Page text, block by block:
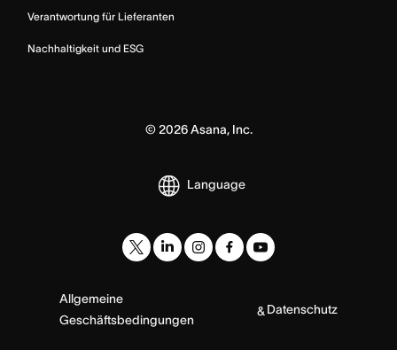
Verantwortung für Lieferanten
Nachhaltigkeit und ESG
© 2026Asana, Inc.
Language
Allgemeine
Geschäftsbedingungen
& Datenschutz